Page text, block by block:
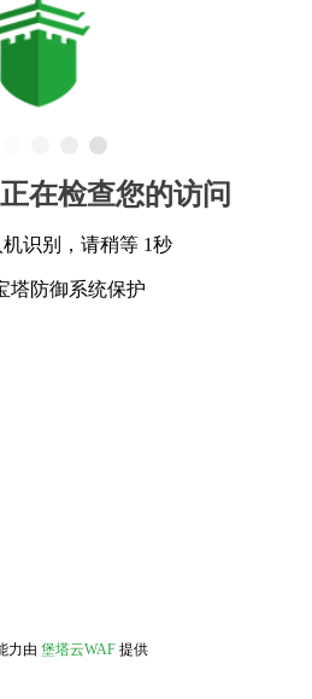
在检查您的访问
识别，请稍等 1秒
塔防御系统保护
力由 堡塔云WAF 提供